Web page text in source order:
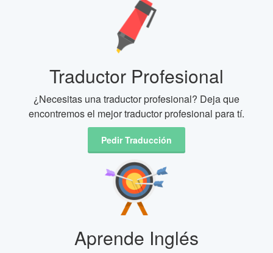
Traductor Profesional
¿Necesitas una traductor profesional? Deja que
encontremos el mejor traductor profesional para tí.
Pedir Traducción
Aprende Inglés